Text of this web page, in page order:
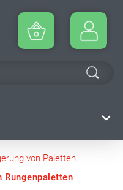
von Paletten
Rungenpaletten